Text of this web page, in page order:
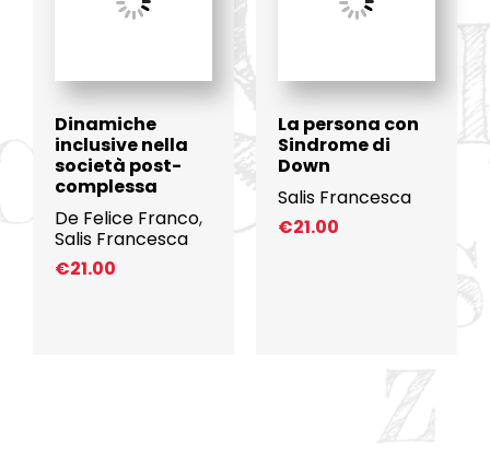
Dinamiche
inclusive nella
società post-
complessa
De Felice Franco,
Salis Francesca
€21.00
La persona con
Sindrome di
Down
Salis Francesca
€21.00